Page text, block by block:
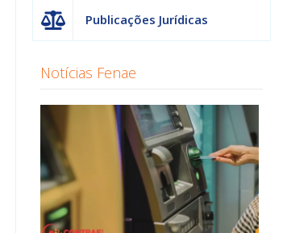
Publicações Jurídicas
Notícias Fenae